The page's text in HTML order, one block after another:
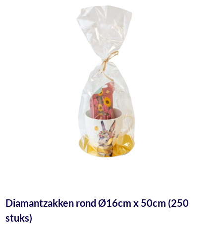
Diamantzakken rond Ø16cm x 50cm (250
stuks)